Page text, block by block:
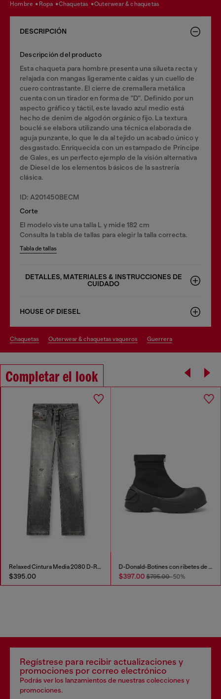
hombre ropa chaquetas outerwear & chaquetas
DESCRIPCIÓN
Descripción del producto
Esta chaqueta para hombre presenta una silueta recta y
relajada con mangas ligeramente caídas y un cuello de
cuero contrastante. El cierre de cremallera metálica
cuenta con un tirador en forma de "D". Definido por un
aspecto gráfico y táctil, este lavado azul medio está
hecho de denim de algodón orgánico fijo. La textura
bouclé se elabora utilizando una técnica elaborada de
aguja punzante, lo que le da al tejido un acabado único y
desgastado. Enriquecida con un estampado de Príncipe
de Gales, es un perfecto ejemplo de la visión alternativa
de Diesel de los elementos básicos de la sastrería
clásica.
ID: A201450BECM
Corte
El modelo viste una talla L y mide 182 cm
Consulta la tabla de tallas para elegir la talla correcta.
Tabla de tallas
DETALLES, MATERIALES & INSTRUCCIONES DE
CUIDADO
HOUSE OF DIESEL
chaquetas outerwear & chaquetas vaqueros guerrera
Completar el look
Relaxed Cintura Media 2080 D-Reel Joggjeans®
$395.00
D-Donald-Botines con ribetes de goma
$397.00$795.00-50%
Regístrese para recibir actualizaciones y
promociones por correo electrónico
Podrás ver los lanzamientos de nuestras colecciones y
promociones.